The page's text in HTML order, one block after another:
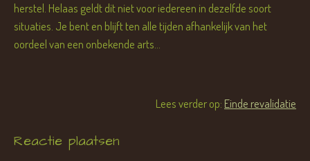
herstel. Helaas geldt dit niet voor iedereen in dezelfde soort
situaties. Je bent en blijft ten alle tijden afhankelijk van het
oordeel van een onbekende arts...
Lees verder op: Einde revalidatie
Reactie plaatsen